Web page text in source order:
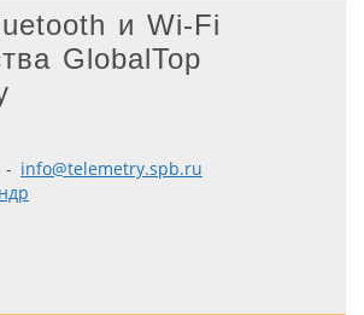
и Wi-Fi
GlobalTop
- info@telemetry.spb.ru